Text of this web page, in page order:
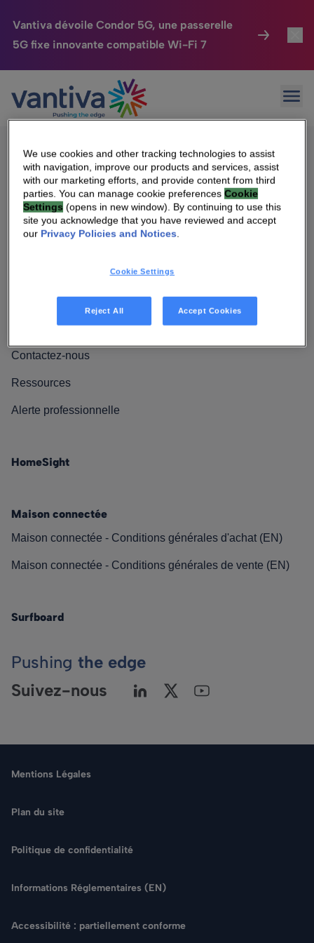
Vantiva dévoile Condor 5G, une passerelle
5G fixe innovante compatible Wi-Fi 7
Passer au contenu principal
Maison Connectée
HomeSight
Entreprise
Nos Engagements
Rechercher
Sorry, no results were found.
Rechercher :
Qui sommes-nous
Relations investisseurs
Nos engagements
Contactez-nous
Ressources
Alerte professionnelle
HomeSight
Maison connectée
Maison connectée - Conditions générales d'achat (EN)
Maison connectée - Conditions générales de vente (EN)
Surfboard
Pushing the edge
Suivez-nous
Mentions Légales
Plan du site
Politique de confidentialité
Informations Réglementaires (EN)
Accessibilité : partiellement conforme
We use cookies and other tracking technologies to assist
with navigation, improve our products and services, assist
with our marketing efforts, and provide content from third
parties. You can manage cookie preferencesCookie
Settings (opens in new window). By continuing to use this
site you acknowledge that you have reviewed and accept
our Privacy Policies and Notices.
Cookie Settings
Reject All Accept Cookies